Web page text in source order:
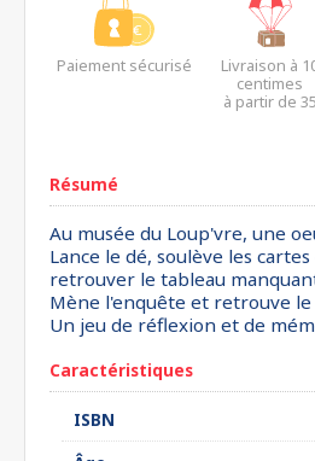
Paiement sécurisé
Livraison à
centimes
à partir de 35
Résumé
Au musée du Loup'vre, une
Lance le dé, soulève les
retrouver le tableau
Mène l'enquête et retrouve
Un jeu de réflexion et de
Caractéristiques
ISBN